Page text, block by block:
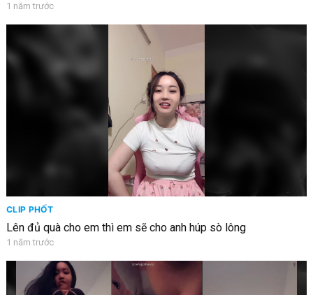
1 năm trước
CLIP PHỐT
Lên đủ quà cho em thì em sẽ cho anh húp sò lông
1 năm trước